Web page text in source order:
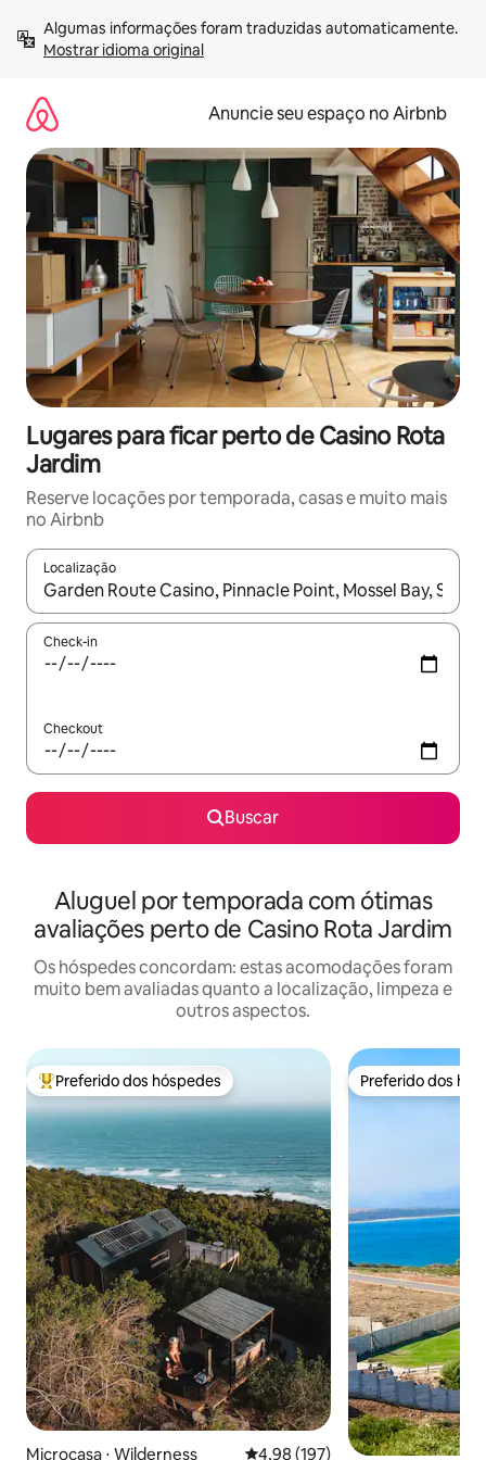
para
Mostrar idioma original
Anuncie seu espaço no Airbnb
Lugares para ficar perto de Casino Rota
Jardim
Reserve locações por temporada, casas e muito mais
no Airbnb
Localização
Quando os resultados estiverem disponíveis, explore-os
Check-in
Checkout
Buscar
Aluguel por temporada com ótimas
avaliações perto de Casino Rota Jardim
Os hóspedes concordam: estas acomodações foram
muito bem avaliadas quanto a localização, limpeza e
outros aspectos.
Entre os melhores preferidos dos hóspedes
Preferido dos hóspedes
Microcasa ⋅ Wilderness 4,98 de uma avaliação média de
4,98 (197)
Preferido dos
Preferido dos